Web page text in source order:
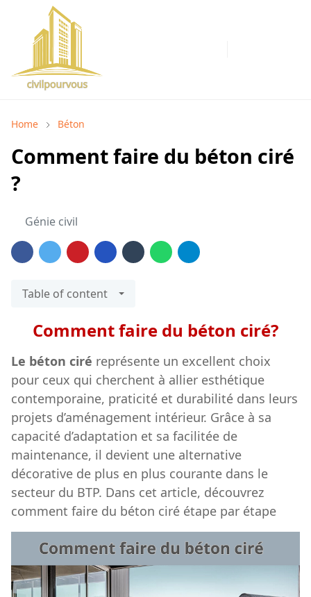
Home Béton
Comment faire du béton ciré
?
Génie civil
Table of content
Comment faire du béton ciré?
Le béton ciré représente un excellent choix
pour ceux qui cherchent à allier esthétique
contemporaine, praticité et durabilité dans leurs
projets d’aménagement intérieur. Grâce à sa
capacité d’adaptation et sa facilitée de
maintenance, il devient une alternative
décorative de plus en plus courante dans le
secteur du BTP. Dans cet article, découvrez
comment faire du béton ciré étape par étape